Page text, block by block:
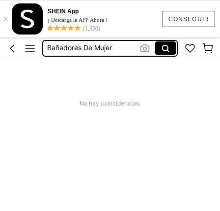
CONSEGUIR
×
SHEIN App
¡ Descarga la APP Ahora !
(1,350)
Vestido Mujer Verano
Bikinis Mujer
Bañadores De Mujer
Vestidos
No hay coincidencias.